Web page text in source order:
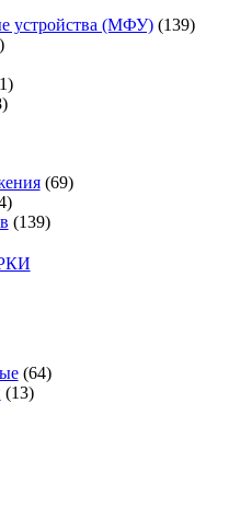
устройства (МФУ) (139)
(69)
(139)
(64)
(13)